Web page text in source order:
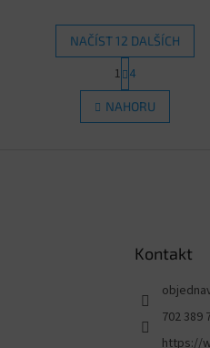
O
v
l
NAČÍST 12 DALŠÍCH
t
r
á
n
1 4
NAHORU
Kontakt
702 389
https://